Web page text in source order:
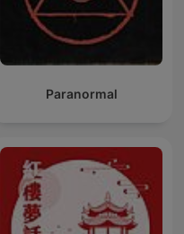
Paranormal